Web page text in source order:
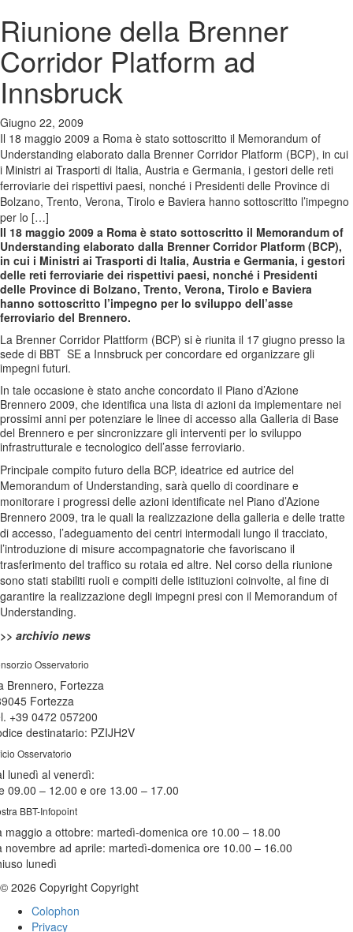
Riunione della Brenner
Corridor Platform ad
Innsbruck
Giugno 22, 2009
Il 18 maggio 2009 a Roma è stato sottoscritto il Memorandum of
Understanding elaborato dalla Brenner Corridor Platform (BCP), in cui
i Ministri ai Trasporti di Italia, Austria e Germania, i gestori delle reti
ferroviarie dei rispettivi paesi, nonché i Presidenti delle Province di
Bolzano, Trento, Verona, Tirolo e Baviera hanno sottoscritto l’impegno
per lo […]
Il 18 maggio 2009 a Roma è stato sottoscritto il Memorandum of
Understanding elaborato dalla Brenner Corridor Platform (BCP),
in cui i Ministri ai Trasporti di Italia, Austria e Germania, i gestori
delle reti ferroviarie dei rispettivi paesi, nonché i Presidenti
delle Province di Bolzano, Trento, Verona, Tirolo e Baviera
hanno sottoscritto l’impegno per lo sviluppo dell’asse
ferroviario del Brennero.
La Brenner Corridor Plattform (BCP) si è riunita il 17 giugno presso la
sede di BBT SE a Innsbruck per concordare ed organizzare gli
impegni futuri.
In tale occasione è stato anche concordato il Piano d’Azione
Brennero 2009, che identifica una lista di azioni da implementare nei
prossimi anni per potenziare le linee di accesso alla Galleria di Base
del Brennero e per sincronizzare gli interventi per lo sviluppo
infrastrutturale e tecnologico dell’asse ferroviario.
Principale compito futuro della BCP, ideatrice ed autrice del
Memorandum of Understanding, sarà quello di coordinare e
monitorare i progressi delle azioni identificate nel Piano d’Azione
Brennero 2009, tra le quali la realizzazione della galleria e delle tratte
di accesso, l’adeguamento dei centri intermodali lungo il tracciato,
l’introduzione di misure accompagnatorie che favoriscano il
trasferimento del traffico su rotaia ed altre. Nel corso della riunione
sono stati stabiliti ruoli e compiti delle istituzioni coinvolte, al fine di
garantire la realizzazione degli impegni presi con il Memorandum of
Understanding.
>> archivio news
Osservatorio
Brennero, Fortezza
Fortezza
+39 0472 057200
destinatario: PZIJH2V
Osservatorio
lunedì al venerdì:
09.00 – 12.00 e ore 13.00 – 17.00
BBT-Infopoint
maggio a ottobre: martedì-domenica ore 10.00 – 18.00
novembre ad aprile: martedì-domenica ore 10.00 – 16.00
lunedì
© 2026 Copyright Copyright
Colophon
Privacy